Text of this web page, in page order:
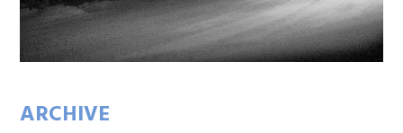
ARCHIVE